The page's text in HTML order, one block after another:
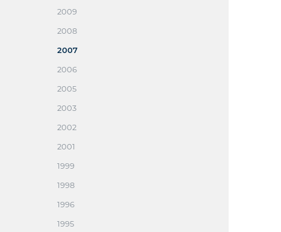
2009
2008
2007
2006
2005
2003
2002
2001
1999
1998
1996
1995